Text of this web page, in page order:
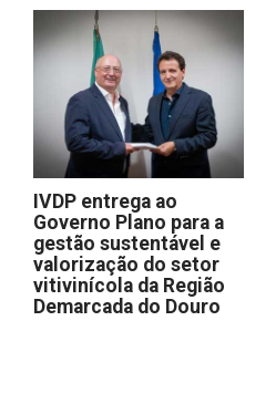
IVDP entrega ao
Governo Plano para a
gestão sustentável e
valorização do setor
vitivinícola da Região
Demarcada do Douro